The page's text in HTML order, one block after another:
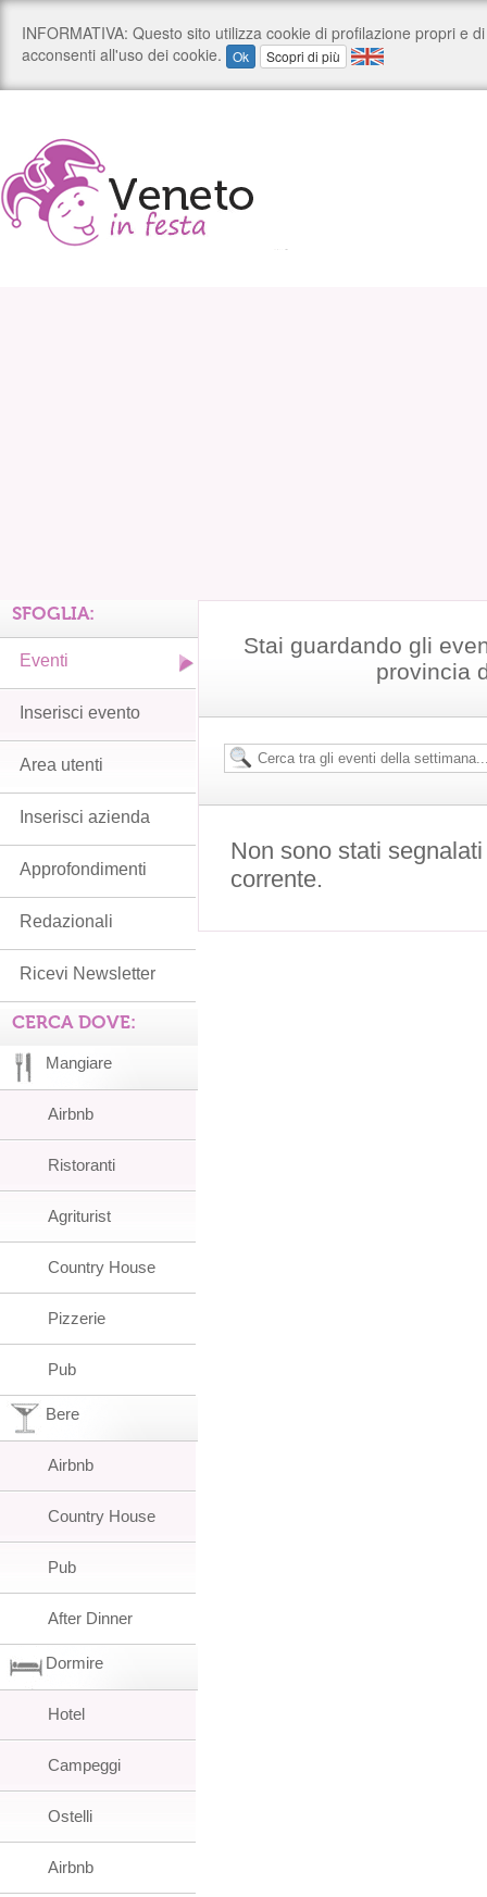
Stai guardando gli
provincia
Non sono stati
corrente.
SFOGLIA:
Eventi
Inserisci evento
Area utenti
Inserisci azienda
Approfondimenti
Redazionali
Ricevi Newsletter
CERCA DOVE:
Mangiare
Airbnb
Ristoranti
Agriturist
Country House
Pizzerie
Pub
Bere
Airbnb
Country House
Pub
After Dinner
Dormire
Hotel
Campeggi
Ostelli
Airbnb